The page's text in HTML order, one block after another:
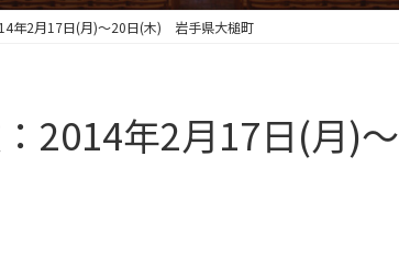
年2月17日(月)～20日(木) 岩手県大槌町
2014年2月17日(月)～